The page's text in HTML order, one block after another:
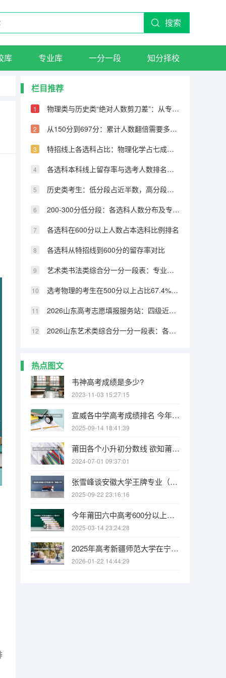
搜索
库 专业库 一分一段 知分择校
栏目推荐
物理类与历史类“绝对人数剪刀差”：从专科到600分物理反超22万人
从150分到697分：累计人数翻倍需要多少分，越高分段跨越越大
特招线上各选科占比：物理化学占七成，历史仅占三成
各选科本科线上留存率与选考人数排名完全相反
历史类考生：低分段占近半数，高分段锐减
200-300分低分段：各选科人数分布及专科保底策略
各选科在600分以上人数占本选科比例排名
各选科从特招线到600分的留存率对比
艺术类书法类综合分一分一段表：专业成绩占比70%，文化331分可上本科
选考物理的考生在500分以上占比67.4%，历史类仅32.8%
2026山东高考志愿填报服务站：四级近800个免费开放
2026山东艺术类综合分一分一段表：各专业类别双达线考生文化成绩排名的作用
热点图文
韦神高考成绩是多少?
2023-11-03 15:27:15
宣威各中学高考成绩排名 今年宣威杨柳高考成绩单
2025-09-14 18:41:39
莆田各个小升初分数线 欲知莆田一中、二中、四中、五中、六中、八中、十中等学校中考的统招和择校的分数线！
2024-07-01 09:37:01
张雪峰谈安徽大学王牌专业（安徽大学最强的10个专业 安徽大学王牌专业排行榜）
2025-09-22 23:16:16
今年莆田六中高考600分以上有多少人
2025-03-14 23:24:28
2025年高考新疆师范大学在宁夏投档分数线
2026-01-22 14:44:29